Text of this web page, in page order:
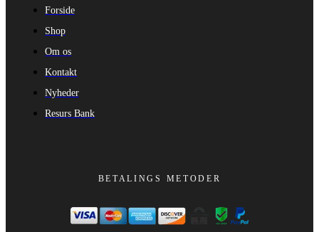
Forside
Shop
Om os
Kontakt
Nyheder
Resurs Bank
BETALINGS METODER